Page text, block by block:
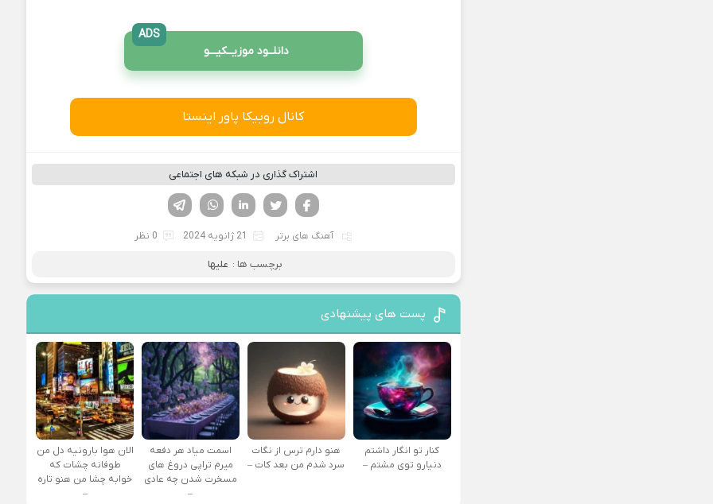
دانلــود موزیــکیـــو
ADS
کانال روبیکا پاور اینستا
اشتراک گذاری در شبکه های اجتماعی
لینکدین تویتر
فیسوک
آهنگ های برتر 21 ژانویه 2024 0 نظر
برچسب ها : علیها
پست های پیشنهادی
کنار تو انگار داشتم
دنیارو توی مشتم –
هنو دارم ترس از نگات
سرد شدم من بعد کات –
اسمت میاد هر دفعه
میرم تراپی دروغ‌ های
مسخرت شدن چه عادی
–
الان هوا بارونیه دل من
طوفانه چشات که
خوابه چشا من هنو تاره
–